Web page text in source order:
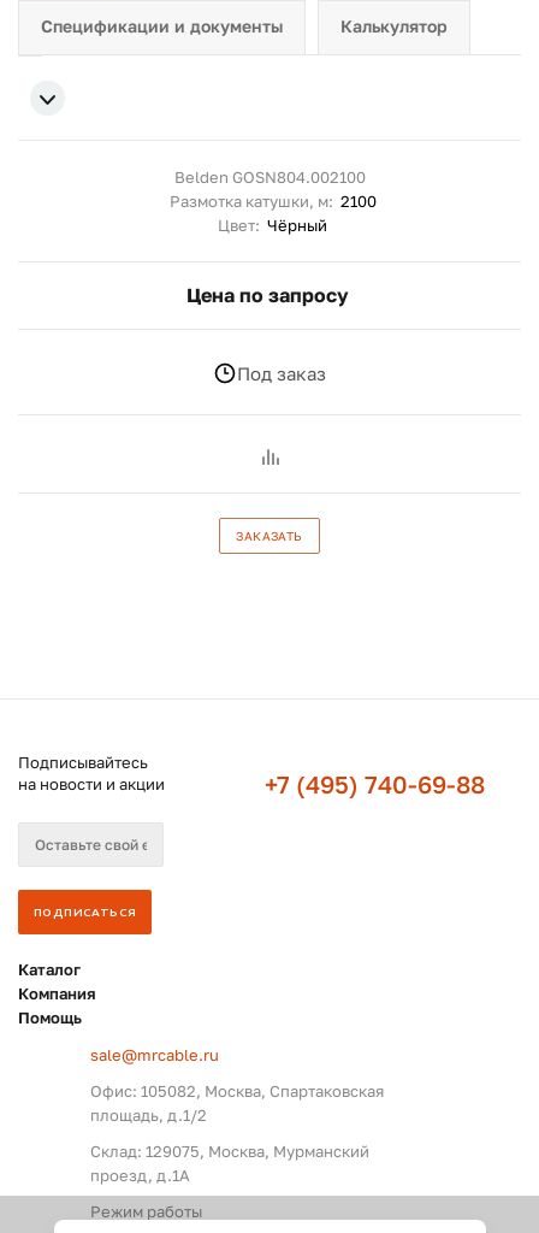
Спецификации и документы Калькулятор
Belden GOSN804.002100
Размотка катушки, м: 2100
Цвет: Чёрный
Цена по запросу
Под заказ
ЗАКАЗАТЬ
Подписывайтесь
на новости и акции
+7 (495) 740-69-88
Каталог
Компания
Помощь
sale@mrcable.ru
Офис: 105082, Москва, Спартаковская
площадь, д.1/2
Склад: 129075, Москва, Мурманский
проезд, д.1А
Режим работы